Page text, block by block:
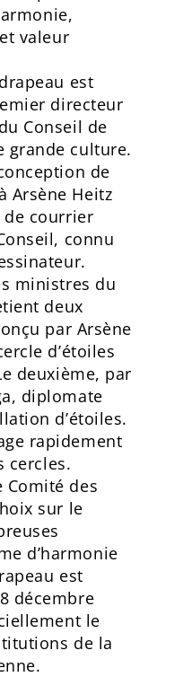
valeur
est
directeur
Conseil de
grande culture.
de
Arsène Heitz
de courrier
connu
ministres du
deux
par Arsène
d’étoiles
deuxième, par
diplomate
d’étoiles.
rapidement
cercles.
Comité des
sur le
d’harmonie
est
décembre
le
de la